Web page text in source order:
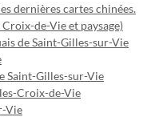
dernières cartes chinées.
de-Vie et paysage)
de Saint-Gilles-sur-Vie
Saint-Gilles-sur-Vie
Croix-de-Vie
Vie